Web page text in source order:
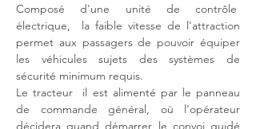
Composé d'une unité de contrôle
électrique,
la faible vitesse de l'attraction
permet aux passagers de pouvoir équiper
les véhicules sujets des systèmes de
sécurité minimum requis.
Le tracteur
il est alimenté par le panneau
de commande général, où l'opérateur
décidera quand démarrer le convoi guidé